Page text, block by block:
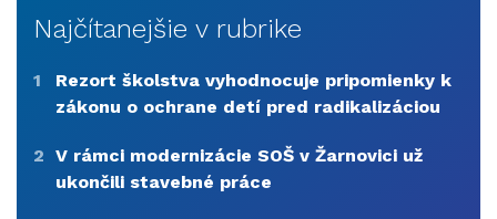
Najčítanejšie v rubrike
1
Rezort školstva vyhodnocuje pripomienky k
zákonu o ochrane detí pred radikalizáciou
2 V rámci modernizácie SOŠ v Žarnovici už
ukončili stavebné práce